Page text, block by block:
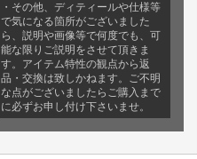
・その他、ディティールや仕様等
で気になる箇所がございました
ら、説明や画像等で何度でも、可
能な限りご説明をさせて頂きま
す。アイテム特性の観点から返
品・交換は致しかねます。ご不明
な点がございましたらご購入まで
に必ずお申し付け下さいませ。